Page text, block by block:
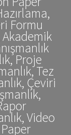
Formu
Akademik
Proje
Tez
Çeviri
Video